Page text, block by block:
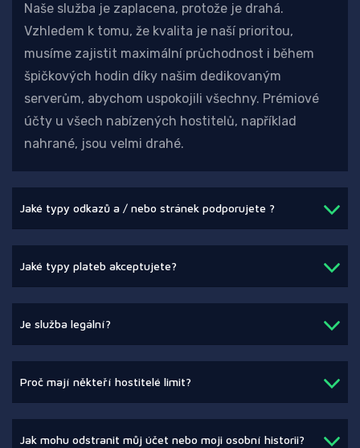
Naše služba je zaplacena, protože je drahá.
Vzhledem k tomu, že kvalita je naší prioritou,
musíme zajistit maximální průchodnost i během
špičkových hodin díky našim dedikovaným
serverům, abychom uspokojili všechny. Prémiové
účty u všech nabízených hostitelů, například
nahrané, jsou velmi drahé.
Jaké typy odkazů a / nebo stránek podporujete ?
Jaké typy plateb akceptujete?
Je služba legální?
Proč mají někteří hostitelé limit?
Jak mohu odstranit můj účet nebo moji osobní historii?